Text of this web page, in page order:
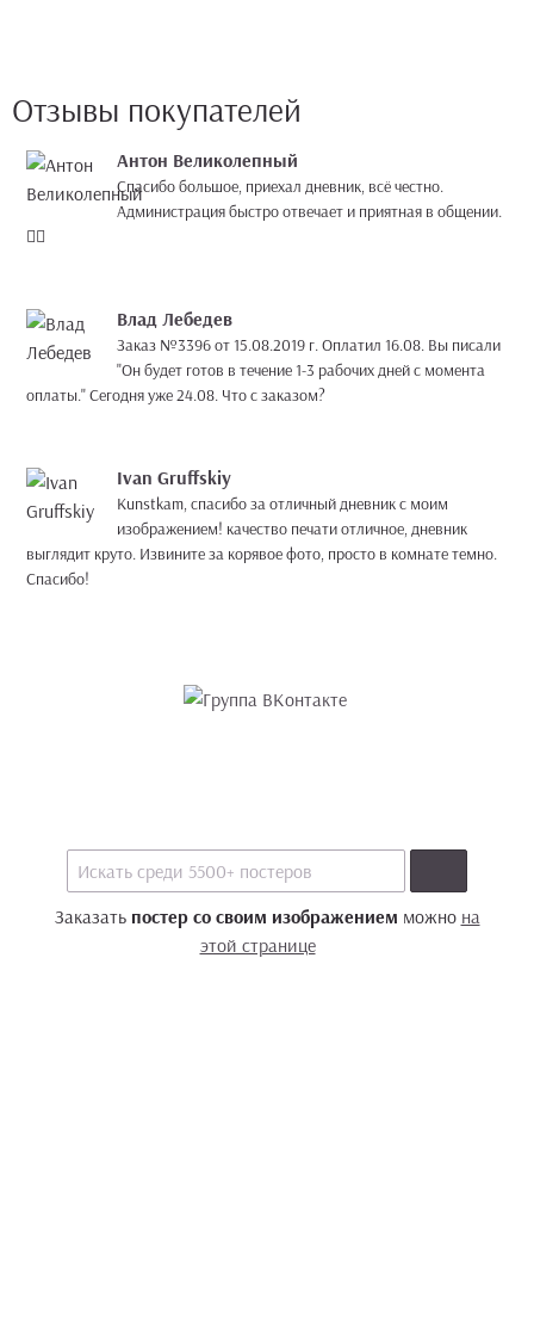
Отзывы покупателей
Антон Великолепный
Спасибо большое, приехал дневник, всё честно.
Администрация быстро отвечает и приятная в общении.
👍🏻
Влад Лебедев
Заказ №3396 от 15.08.2019 г. Оплатил 16.08. Вы писали
"Он будет готов в течение 1-3 рабочих дней с момента
оплаты." Сегодня уже 24.08. Что с заказом?
Ivan Gruffskiy
Kunstkam, спасибо за отличный дневник с моим
изображением! качество печати отличное, дневник
выглядит круто. Извините за корявое фото, просто в комнате темно.
Спасибо!
Заказать постер со своим изображением можно на
этой странице